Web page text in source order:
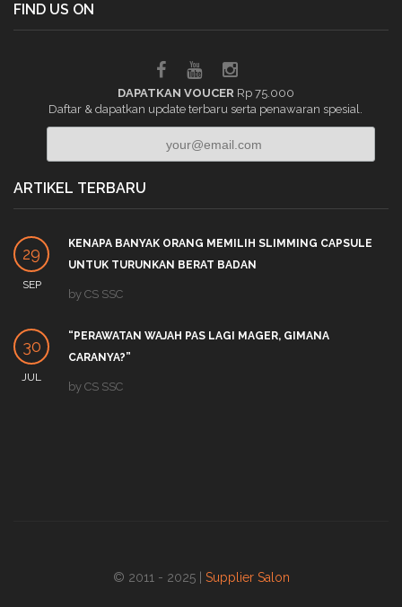
FIND US ON
DAPATKAN VOUCER Rp 75.000
Daftar & dapatkan update terbaru serta penawaran spesial.
ARTIKEL TERBARU
29
SEP
KENAPA BANYAK ORANG MEMILIH SLIMMING CAPSULE
UNTUK TURUNKAN BERAT BADAN
by CS SSC
30
JUL
“PERAWATAN WAJAH PAS LAGI MAGER, GIMANA
CARANYA?”
by CS SSC
© 2011 - 2025 | Supplier Salon